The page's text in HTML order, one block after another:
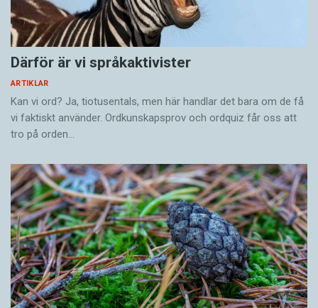
Därför är vi språkaktivister
ARTIKLAR
Kan vi ord? Ja, tiotusentals, men här handlar det bara om de få
vi faktiskt använder. Ordkunskapsprov och ordquiz får oss att
tro på orden…